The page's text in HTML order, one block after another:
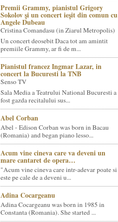
Premii Grammy, pianistul Grigory
Sokolov și un concert ieșit din comun cu
Angele Dubeau
Cristina Comandasu (in Ziarul Metropolis)
Un concert deosebit Daca tot am amintit
premiile Grammy, ar fi de m...
Pianistul francez Ingmar Lazar, in
concert la Bucuresti la TNB
Senso TV
Sala Media a Teatrului National Bucuresti a
fost gazda recitalului sus...
Abel Corban
Abel - Edison Corban was born in Bacau
(Romania) and began piano lesso...
Acum vine cineva care va deveni un
mare cantaret de opera…
"Acum vine cineva care intr-adevar poate si
este pe cale de a deveni u...
Adina Cocargeanu
Adina Cocargeanu was born in 1985 in
Constanta (Romania). She started ...